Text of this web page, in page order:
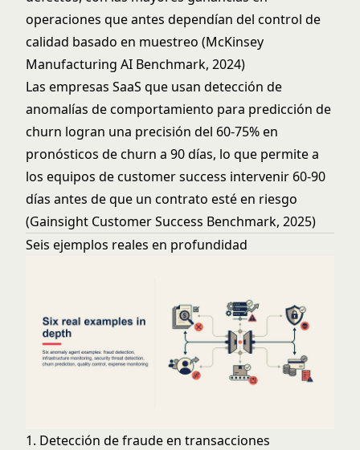
operaciones que antes dependían del control de
calidad basado en muestreo (McKinsey
Manufacturing AI Benchmark, 2024)
Las empresas SaaS que usan detección de
anomalías de comportamiento para predicción de
churn logran una precisión del 60-75% en
pronósticos de churn a 90 días, lo que permite a
los equipos de customer success intervenir 60-90
días antes de que un contrato esté en riesgo
(Gainsight Customer Success Benchmark, 2025)
Seis ejemplos reales en profundidad
1. Detección de fraude en transacciones